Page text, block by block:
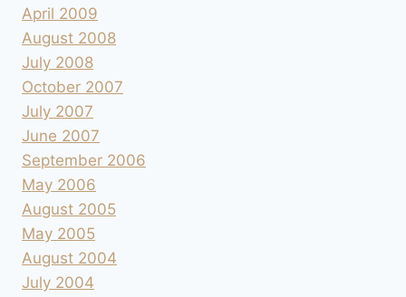
April 2009
August 2008
July 2008
October 2007
July 2007
June 2007
September 2006
May 2006
August 2005
May 2005
August 2004
July 2004